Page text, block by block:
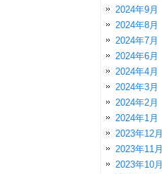
2024年9月
2024年8月
2024年7月
2024年6月
2024年4月
2024年3月
2024年2月
2024年1月
2023年12月
2023年11月
2023年10月